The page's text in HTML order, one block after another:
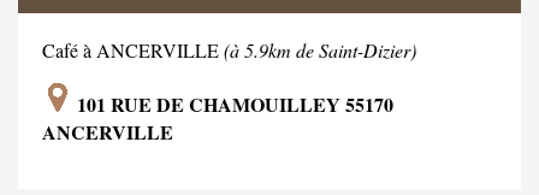
Café à ANCERVILLE(à 5.9km de Saint-Dizier)
101 RUE DE CHAMOUILLEY 55170
ANCERVILLE